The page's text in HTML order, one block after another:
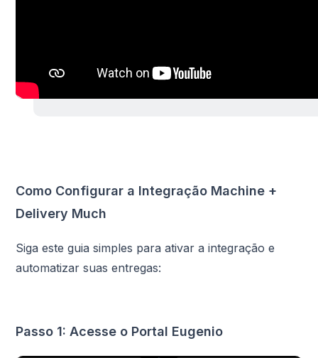
Como Configurar a Integração Machine +
Delivery Much
Siga este guia simples para ativar a integração e
automatizar suas entregas:
Passo 1: Acesse o Portal Eugenio